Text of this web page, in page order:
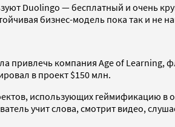
Duolingo — бесплатный и очень
бизнес-модель пока так и
привлечь компания Age of
в проект $150 млн.
использующих геймификацию в
учит слова, смотрит видео,